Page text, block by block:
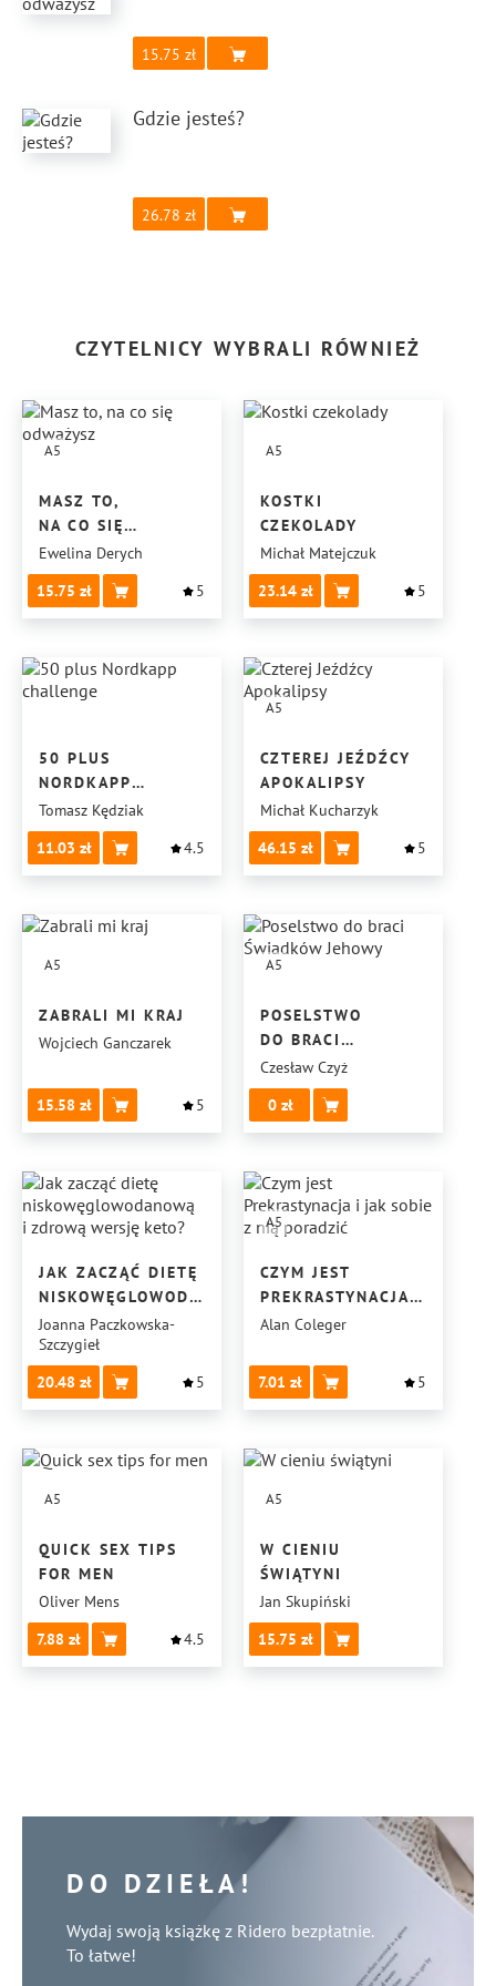
15.75
Gdzie jesteś?
26.78
CZYTELNICY WYBRALI RÓWNIEŻ
A5
MASZ TO,
NA CO SIĘ
ODWAŻYSZ
Ewelina Derych
15.75
5
A5
KOSTKI
CZEKOLADY
Michał Matejczuk
23.14
5
50 PLUS
NORDKAPP
CHALLENGE
Tomasz Kędziak
11.03
4.5
A5
CZTEREJ JEŹDŹCY
APOKALIPSY
Michał Kucharzyk
46.15
5
A5
ZABRALI MI KRAJ
Wojciech Ganczarek
15.58 5
A5
POSELSTWO
DO BRACI
ŚWIADKÓW
JEHOWY
Czesław Czyż
0
JAK ZACZĄĆ DIETĘ
NISKOWĘGLOWODANOWĄ
I ZDROWĄ WERSJĘ
KETO?
Joanna Paczkowska-
Szczygieł
20.48
5
A5
CZYM JEST
PREKRASTYNACJA
I JAK SOBIE Z NIĄ
Alan Coleger
7.01 5
A5
QUICK SEX TIPS
FOR MEN
Oliver Mens
7.88
4.5
A5
W CIENIU
ŚWIĄTYNI
Jan Skupiński
15.75
DO DZIEŁA!
Wydaj swoją książkę z Ridero bezpłatnie.
To łatwe!